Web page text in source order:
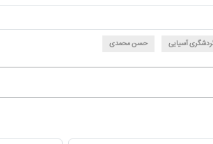
آسیایی حسن محمدی